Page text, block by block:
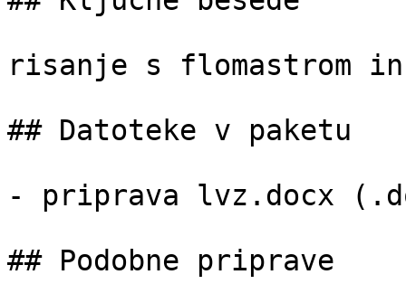
risanje s flomastrom
## Datoteke v paketu
- priprava lvz.docx
## Podobne priprave